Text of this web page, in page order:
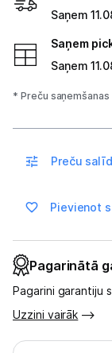
Datoru
Datu
Biroja
Saņem
Saņem
Saņem
* Preču
Preču
Pievienot
Pagarinātā
Pagarini garantiju
Uzzini vairāk